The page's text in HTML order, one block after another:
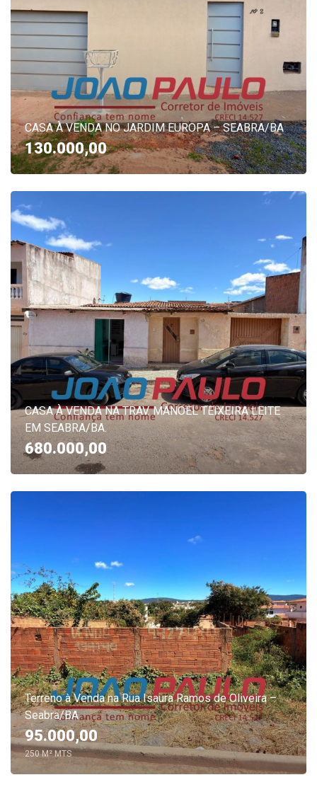
CASA À VENDA NO JARDIM EUROPA – SEABRA/BA
130.000,00
CASA À VENDA NA TRAV. MANOEL TEIXEIRA LEITE
EM SEABRA/BA.
680.000,00
Terreno à Venda na Rua Isaura Ramos de Oliveira –
Seabra/BA
95.000,00
250 M² MTS